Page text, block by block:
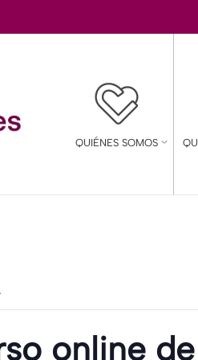
QUIÉNES SOMOS
online